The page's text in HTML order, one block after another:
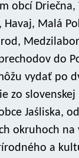
obcí Driečna,
Havaj, Malá
do
vydať po
zo slovenskej
Jaśliska,
okruhoch na
a